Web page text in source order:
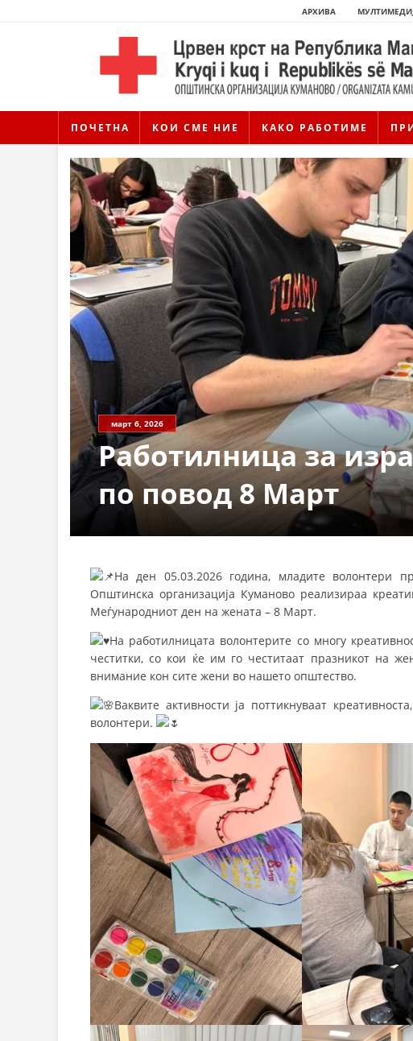
АРХИВА
ПОЧЕТНА КОИ СМЕ НИЕ КАКО РАБОТИМЕ
СТРУКТУРА И
март 6, 2026
Работилница за
по повод 8 Март
На ден 05.03.2026 година, младите волонтери
Општинска организација Куманово реализираа
Меѓународниот ден на жената – 8 Март.
На работилницата волонтерите со многу
честитки, со кои ќе им го честитаат празникот на
внимание кон сите жени во нашето општество.
Ваквите активности ја поттикнуваат
волонтери.